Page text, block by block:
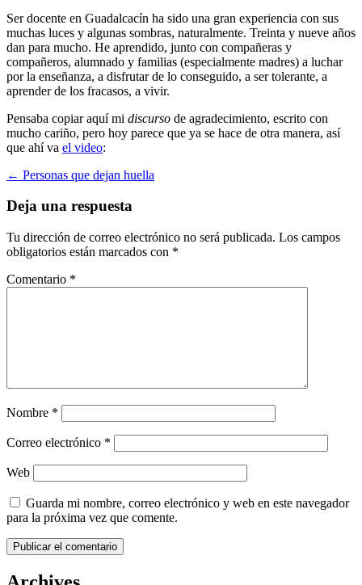
Ser docente en Guadalcacín ha sido una gran experiencia con sus
muchas luces y algunas sombras, naturalmente. Treinta y nueve años
dan para mucho. He aprendido, junto con compañeras y
compañeros, alumnado y familias (especialmente madres) a luchar
por la enseñanza, a disfrutar de lo conseguido, a ser tolerante, a
aprender de los fracasos, a vivir.
Pensaba copiar aquí mi discurso de agradecimiento, escrito con
mucho cariño, pero hoy parece que ya se hace de otra manera, así
que ahí va el video:
Navegación
de
entradas
← Personas que dejan huella
Deja una respuesta
Tu dirección de correo electrónico no será publicada. Los campos
obligatorios están marcados con *
Comentario *
Nombre *
Correo electrónico *
Web
Guarda mi nombre, correo electrónico y web en este navegador
para la próxima vez que comente.